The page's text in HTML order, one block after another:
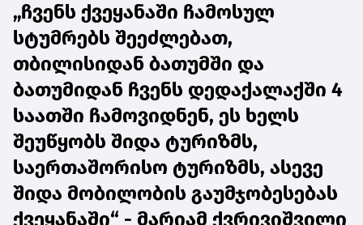
„ჩვენს ქვეყანაში ჩამოსულ
სტუმრებს შეეძლებათ,
თბილისიდან ბათუმში და
ბათუმიდან ჩვენს დედაქალაქში 4
საათში ჩამოვიდნენ, ეს ხელს
შეუწყობს შიდა ტურიზმს,
საერთაშორისო ტურიზმს, ასევე
შიდა მობილობის გაუმჯობესებას
ქვეყანაში“ - მარიამ ქვრივიშვილი